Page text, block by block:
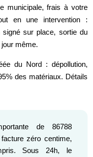
municipale, frais à votre
en une intervention :
sur place, sortie du
même.
du Nord : dépollution,
des matériaux. Détails
de 86788
zéro centime,
Sous 24h, le